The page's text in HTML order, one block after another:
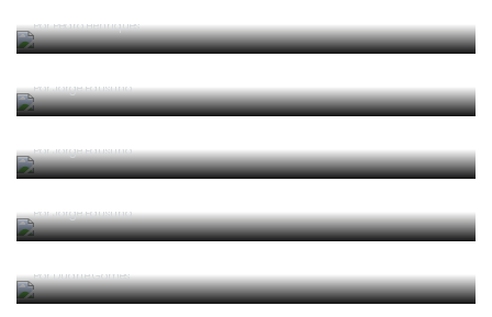
PorPedro Henriques
Jogo de abertura do Euro 2020: Fora de jogo na
PorJorge Faustino
Lance insólito na Liga BPI resulta em penálti e
PorJorge Faustino
Golo que decidiu campeão mundial de clubes foi
PorJorge Faustino
Um guarda-redes, um avançado, um choque...
PorDuarte Gomes
Marítimo - Benfica: Falta bem sancionada? VAR